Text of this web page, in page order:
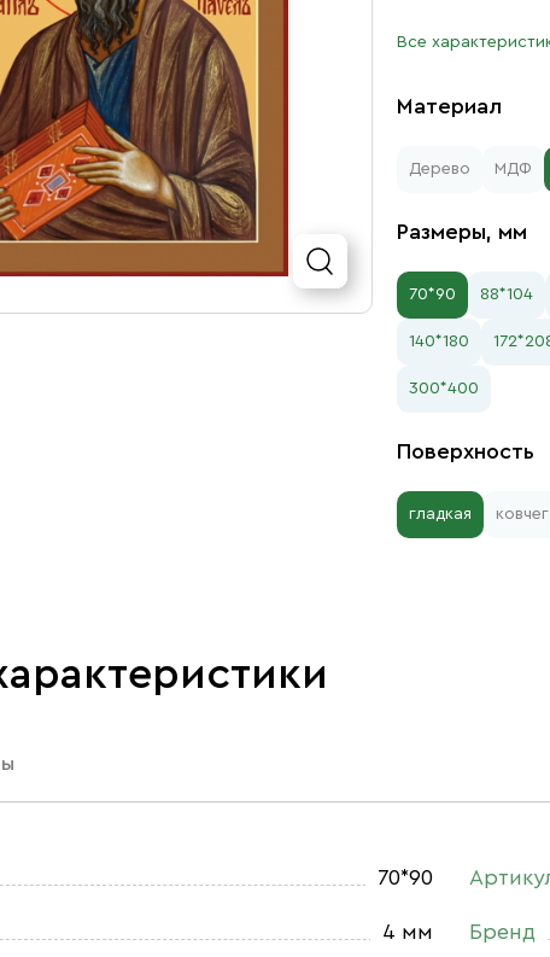
Все
Материал
Дерево МДФ
Размеры, мм
70*90 88*104
140*180
300*400
Поверхность
гладкая ковчег
70*90
4 мм Бренд